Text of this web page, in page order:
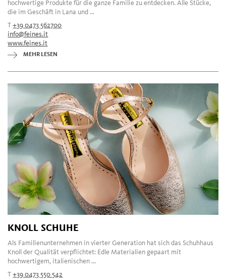
hochwertige Produkte für die ganze Familie zu entdecken. Alle Stücke,
die im Geschäft in Lana und ...
T+39 0473 562700
info@feines.it
www.feines.it
MEHR LESEN
KNOLL SCHUHE
Als Familienunternehmen in vierter Generation hat sich das Schuhhaus
Knoll der Qualität verpflichtet: Edle Materialien gepaart mit
hochwertigem, italienischen ...
T+39 0473 550 542